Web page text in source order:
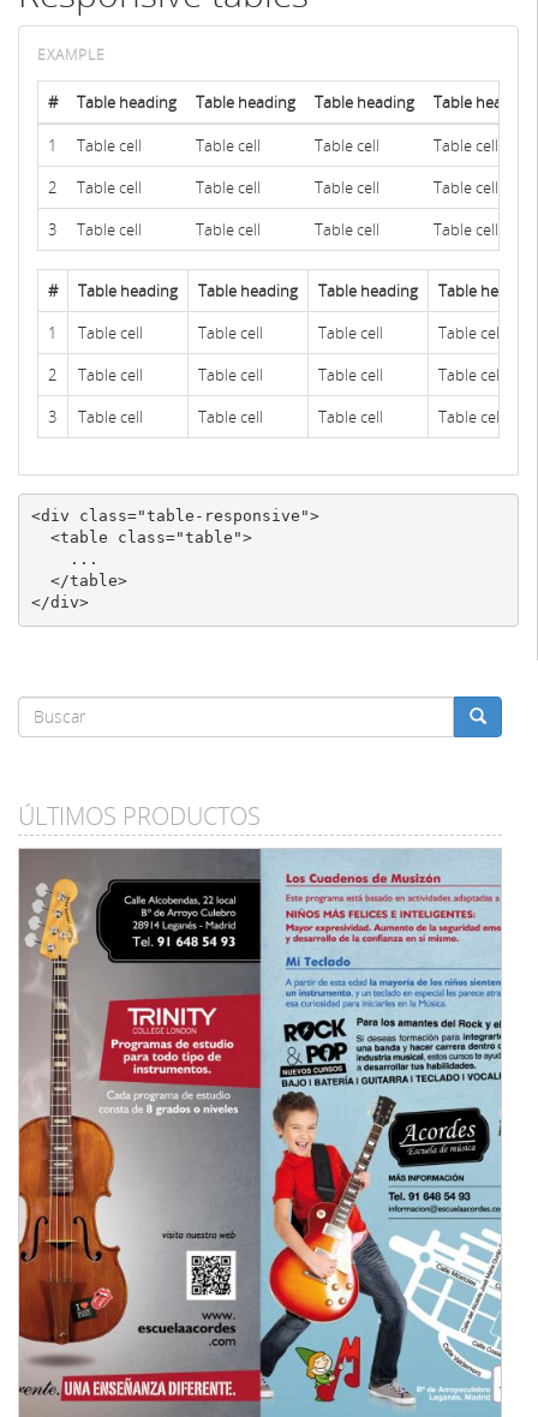
# Table heading Table heading Table heading
Table heading
1
Table cell Table cell Table cell
Table cell
2
Table cell Table cell Table cell
Table cell
3
Table cell Table cell Table cell Table cell
# Table heading Table heading Table heading
Table heading
1
Table cell Table cell Table cell
Table cell
2
Table cell Table cell Table cell
Table cell
3
Table cell Table cell Table cell Table cell
<div class="table-responsive">
<table
class="table">
</table>
</div>
Formulario
búsqueda
ÚLTIMOS PRODUCTOS